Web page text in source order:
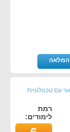
המלאה
עם טכנולוגיות
רמת
לימודים: